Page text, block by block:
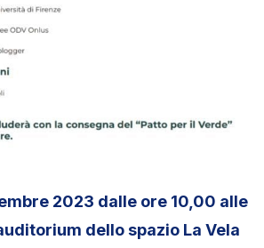
2023 dalle ore 10,00 alle
dello spazio La Vela